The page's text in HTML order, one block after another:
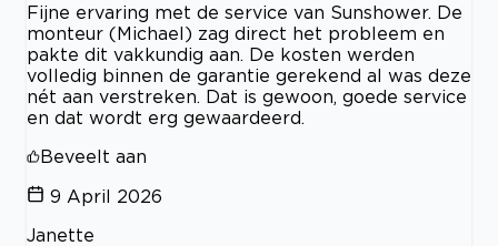
Fijne ervaring met de service van Sunshower. De
monteur (Michael) zag direct het probleem en
pakte dit vakkundig aan. De kosten werden
volledig binnen de garantie gerekend al was deze
nét aan verstreken. Dat is gewoon, goede service
en dat wordt erg gewaardeerd.
Beveelt aan
9 April 2026
Janette